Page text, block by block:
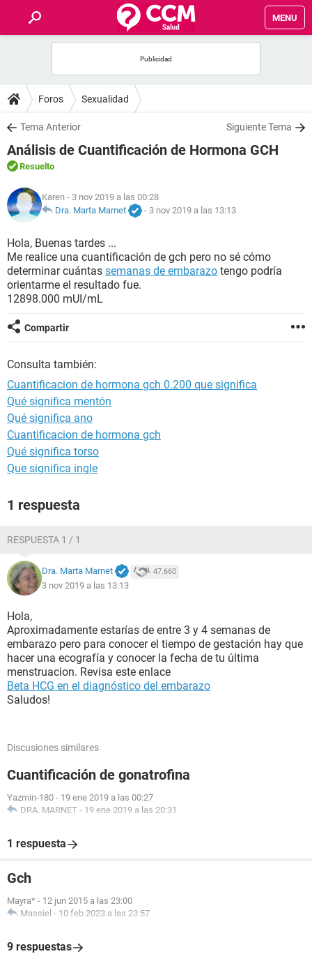
MENU
FOROS
SALUD
FAMILIA
NUTRICIÓN
SEXUALIDAD
GLOSARIO
Foros Sexualidad
Tema Anterior Siguiente Tema
Análisis de Cuantificación de Hormona GCH
Resuelto
Karen - 3 nov 2019 a las 00:28
Dra. Marta Marnet
- 3 nov 2019 a las 13:13
Hola, Buenas tardes ...
Me realice una cuantificación de gch pero no sé cómo
determinar cuántas semanas de embarazo tengo podría
orientarme el resultado fue.
12898.000 mUI/mL
Compartir
Consulta también:
Cuantificacion de hormona gch 0.200 que significa
Qué significa mentón
Qué significa ano
Cuantificacion de hormona gch
Qué significa torso
Que significa ingle
1 respuesta
RESPUESTA 1 / 1
Dra. Marta Marnet 47.660
3 nov 2019 a las 13:13
Hola,
Aproximadamente estarías de entre 3 y 4 semanas de
embarazo pero para conocer el tiempo de gestación hay que
hacer una ecografía y conocer la fecha de tu última
menstruacion. Revisa este enlace
Beta HCG en el diagnóstico del embarazo
Saludos!
Discusiones similares
Cuantificación de gonatrofina
Yazmin-180 - 19 ene 2019 a las 00:27
DRA. MARNET - 19 ene 2019 a las 20:31
1 respuesta
Gch
Mayra* - 12 jun 2015 a las 23:00
Massiel - 10 feb 2023 a las 23:57
9 respuestas